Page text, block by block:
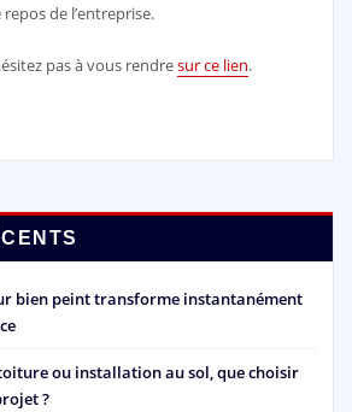
de l’entreprise.
pas à vous rendresur ce lien.
bien peint transforme instantanément
ou installation au sol, que choisir
?